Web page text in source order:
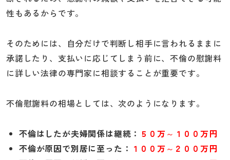
性もあるからです。
そのためには、自分だけで判断し相手に言われるままに
承諾したり、支払いに応じてしまう前に、不倫の慰謝料
に詳しい法律の専門家に相談することが重要です。
不倫慰謝料の相場としては、次のようになります。
不倫はしたが夫婦関係は継続： ５０万～１００万円
不倫が原因で別居に至った： １００万～２００万円